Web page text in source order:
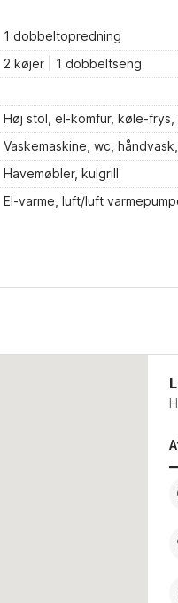
1 dobbeltopredning
2 køjer | 1 dobbeltseng
Høj stol, el-komfur, køle-frys,
Vaskemaskine, wc,
Havemøbler, kulgrill
El-varme, luft/luft